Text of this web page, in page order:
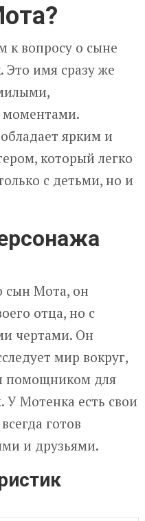
к вопросу о сыне
Это имя сразу же
моментами.
ярким и
который легко
с детьми, но и
сын Мота, он
отца, но с
чертами. Он
мир вокруг,
помощником для
Мотенка есть свои
готов
и друзьями.